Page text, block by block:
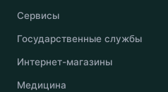
Сервисы
Государственные службы
Интернет-магазины
Медицина